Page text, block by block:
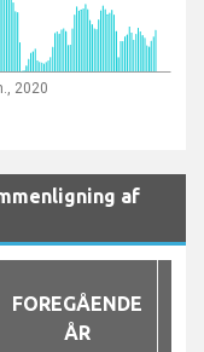
2020
af
FOREGÅENDE
ÅR